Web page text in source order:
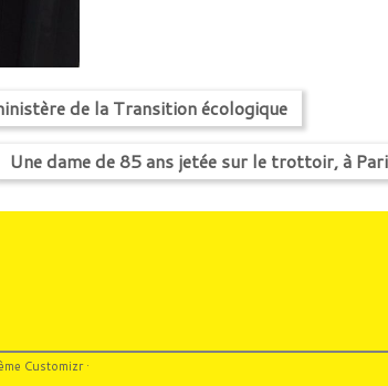
de la Transition écologique
Une dame de 85 ans jetée sur le trottoir, à
Customizr·